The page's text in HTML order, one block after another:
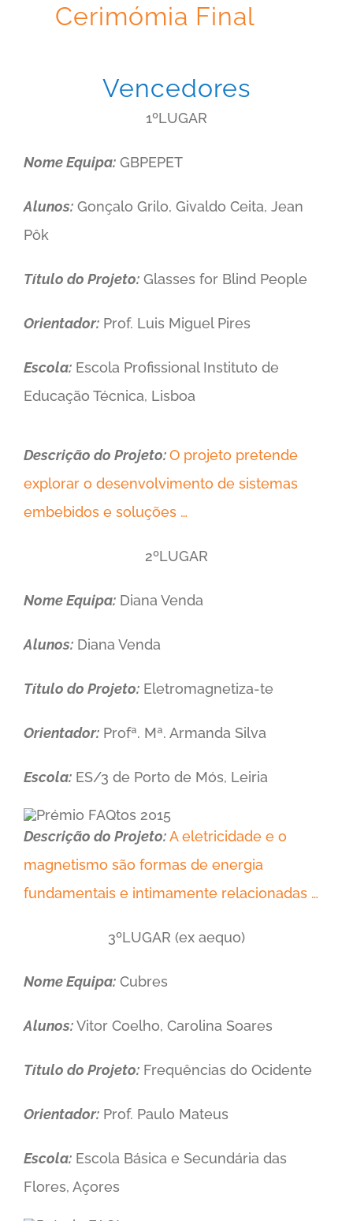
Cerimómia Final
Vencedores
1ºLUGAR
Nome Equipa:GBPEPET
Alunos:Gonçalo Grilo, Givaldo Ceita, Jean
Pôk
Título do Projeto:Glasses for Blind People
Orientador:Prof. Luis Miguel Pires
Escola:Escola Profissional Instituto de
Educação Técnica, Lisboa
Descrição do Projeto:O projeto pretende
explorar o desenvolvimento de sistemas
embebidos e soluções …
2ºLUGAR
Nome Equipa:Diana Venda
Alunos:Diana Venda
Título do Projeto:Eletromagnetiza-te
Orientador:Profª. Mª. Armanda Silva
Escola:ES/3 de Porto de Mós, Leiria
Descrição do Projeto:A eletricidade e o
magnetismo são formas de energia
fundamentais e intimamente relacionadas …
3ºLUGAR (ex aequo)
Nome Equipa:Cubres
Alunos:Vitor Coelho, Carolina Soares
Título do Projeto:Frequências do Ocidente
Orientador:Prof. Paulo Mateus
Escola:Escola Básica e Secundária das
Flores, Açores